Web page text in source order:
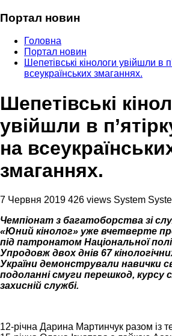
Портал новин
Головна
Портал новин
Шепетівські кінологи увійшли в
всеукраїнських змаганнях.
Шепетівські
увійшли в
на
змаганнях.
7 Червня 2019 426 views System
Чемпіонат з багатоборства зі
«Юний кінолог» уже вчетверте
під патронатом Національної
Упродовж двох днів 67
України демонстрували навички
подоланні смуги перешкод, курсу
захисній службі.
12-річна Дарина Мартинчук разом із